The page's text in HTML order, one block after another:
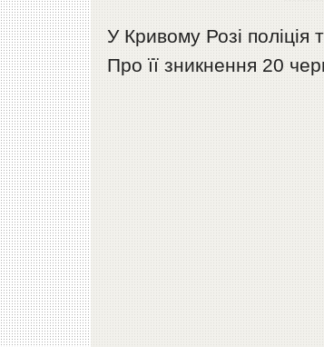
У Кривому Розі поліція
Про її зникнення 20